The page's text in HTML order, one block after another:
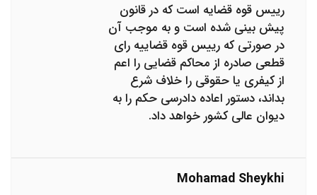
رییس قوه قضایه است که در قانون
پیش بینی شده است و به موجب آن
در صورتی که رییس قوه قضاییه رای
قطعی صادره از محاکم قضایی را اعم
از کیفری یا حقوقی را خلاف شرع
بداند، دستور اعاده دادرسی حکم را به
دیوان عالی کشور خواهد داد.
Mohamad Sheykhi